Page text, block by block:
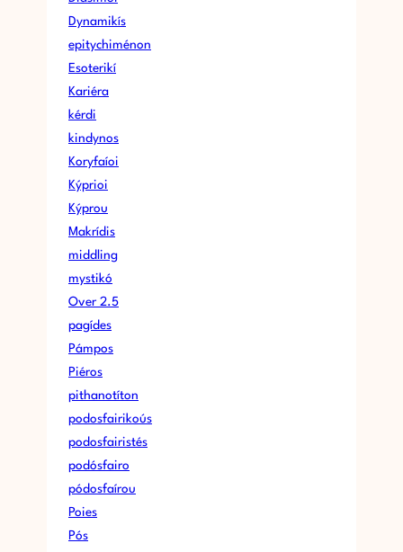
Dynamikís
epitychiménon
Esoterikí
Kariéra
kérdi
kindynos
Koryfaíoi
Kýprioi
Kýprou
Makrídis
middling
mystikó
Over 2.5
pagídes
Pámpos
Piéros
pithanotíton
podosfairikoús
podosfairistés
podósfairo
pódosfaírou
Poies
Pós